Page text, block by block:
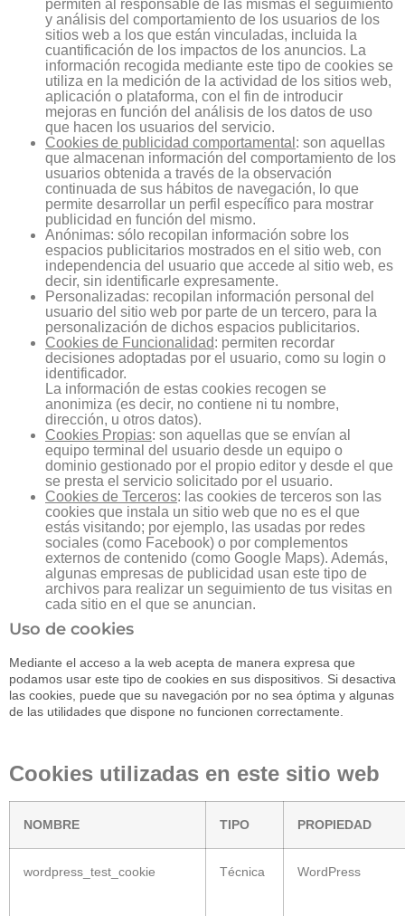
permiten al responsable de las mismas el seguimiento
y análisis del comportamiento de los usuarios de los
sitios web a los que están vinculadas, incluida la
cuantificación de los impactos de los anuncios. La
información recogida mediante este tipo de cookies se
utiliza en la medición de la actividad de los sitios web,
aplicación o plataforma, con el fin de introducir
mejoras en función del análisis de los datos de uso
que hacen los usuarios del servicio.
Cookies de publicidad comportamental : son aquellas
que almacenan información del comportamiento de los
usuarios obtenida a través de la observación
continuada de sus hábitos de navegación, lo que
permite desarrollar un perfil específico para mostrar
publicidad en función del mismo.
Anónimas: sólo recopilan información sobre los
espacios publicitarios mostrados en el sitio web, con
independencia del usuario que accede al sitio web, es
decir, sin identificarle expresamente.
Personalizadas: recopilan información personal del
usuario del sitio web por parte de un tercero, para la
personalización de dichos espacios publicitarios.
Cookies de Funcionalidad: permiten recordar
decisiones adoptadas por el usuario, como su login o
identificador.
La información de estas cookies recogen se
anonimiza (es decir, no contiene ni tu nombre,
dirección, u otros datos).
Cookies Propias: son aquellas que se envían al
equipo terminal del usuario desde un equipo o
dominio gestionado por el propio editor y desde el que
se presta el servicio solicitado por el usuario.
Cookies de Terceros: las cookies de terceros son las
cookies que instala un sitio web que no es el que
estás visitando; por ejemplo, las usadas por redes
sociales (como Facebook) o por complementos
externos de contenido (como Google Maps). Además,
algunas empresas de publicidad usan este tipo de
archivos para realizar un seguimiento de tus visitas en
cada sitio en el que se anuncian.
Uso de cookies
Mediante el acceso a la web acepta de manera expresa que
podamos usar este tipo de cookies en sus dispositivos. Si desactiva
las cookies, puede que su navegación por no sea óptima y algunas
de las utilidades que dispone no funcionen correctamente.
Cookies utilizadas en este sitio web
NOMBRE TIPO PROPIEDAD
wordpress_test_cookie Técnica WordPress